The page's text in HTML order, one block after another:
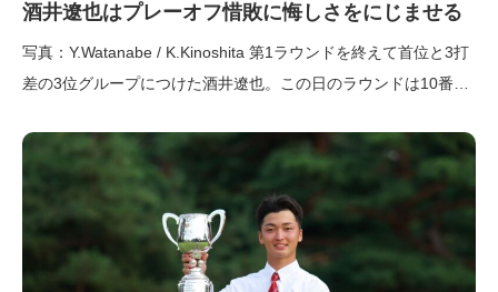
酒井遼也はプレーオフ惜敗に悔しさをにじませる
写真：Y.Watanabe / K.Kinoshita 第1ラウンドを終えて首位と3打
差の3位グループにつけた酒井遼也。この日のラウンドは10番ホ
と、12番、14番でもバーディ。16番でボギーを叩いたが前半で2
つスコアを伸ばす。一方で、首位に […]